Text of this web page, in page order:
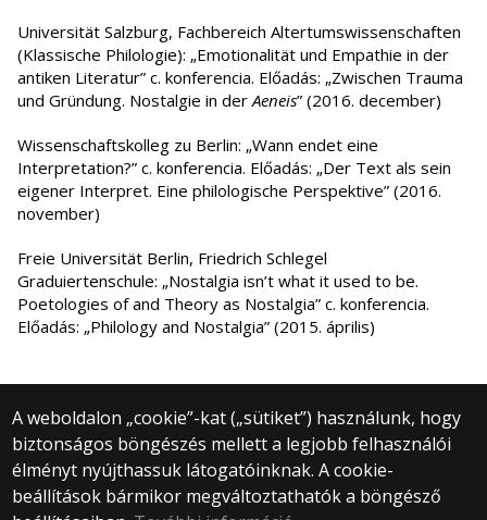
Universität Salzburg, Fachbereich Altertumswissenschaften
(Klassische Philologie): „Emotionalität und Empathie in der
antiken Literatur” c. konferencia. Előadás: „Zwischen Trauma
und Gründung. Nostalgie in derAeneis” (2016. december)
Wissenschaftskolleg zu Berlin: „Wann endet eine
Interpretation?” c. konferencia. Előadás: „Der Text als sein
eigener Interpret. Eine philologische Perspektive” (2016.
november)
Freie Universität Berlin, Friedrich Schlegel
Graduiertenschule: „Nostalgia isn’t what it used to be.
Poetologies of and Theory as Nostalgia” c. konferencia.
Előadás: „Philology and Nostalgia” (2015. április)
A weboldalon „cookie”-kat („sütiket”) használunk, hogy
biztonságos böngészés mellett a legjobb felhasználói
élményt nyújthassuk látogatóinknak. A cookie-
beállítások bármikor megváltoztathatók a böngésző
© 2025 Eötvös Loránd Tudományegyetem
Minden jog fenntartva.
1053 Budapest, Egyetem tér 1–3.